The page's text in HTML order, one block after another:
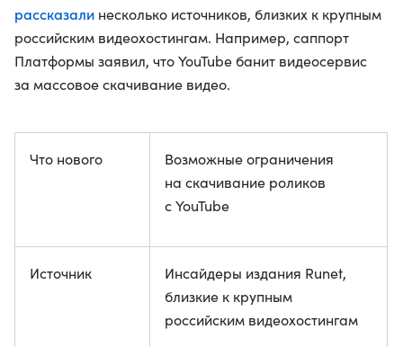
рассказали несколько источников, близких к крупным
российским видеохостингам. Например, саппорт
Платформы заявил, что YouTube банит видеосервис
за массовое скачивание видео.
Что нового
Возможные ограничения
на скачивание роликов
с YouTube
Источник
Инсайдеры издания Runet,
близкие к крупным
российским видеохостингам